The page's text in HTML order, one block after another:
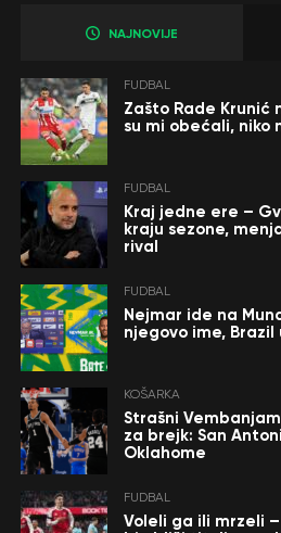
NAJNOVIJE
FUDBAL
Zašto Rade Krunić
su mi obećali, niko
FUDBAL
Kraj jedne ere –
kraju sezone,
rival
FUDBAL
Nejmar ide na
njegovo ime, Brazil
KOŠARKA
Strašni
za brejk: San
Oklahome
FUDBAL
Voleli ga ili mrzeli